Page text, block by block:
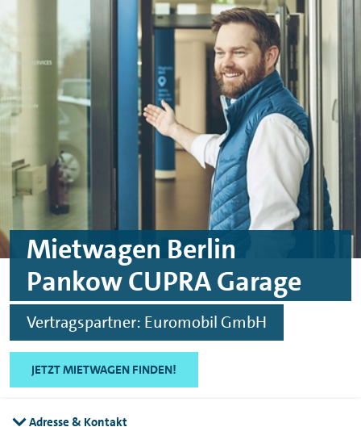
Skip to main content
Skip to footer
Mietwagen Berlin
Pankow CUPRA Garage
Vertragspartner: Euromobil GmbH
JETZT MIETWAGEN FINDEN!
Adresse & Kontakt